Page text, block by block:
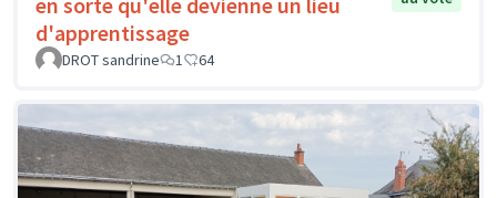
d'apprentissage
DROT sandrine 1 64